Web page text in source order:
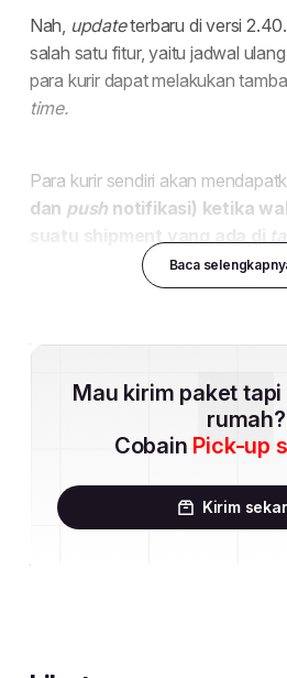
Baca
Mau kirim paket
rumah?
Cobain Pick-up
Kirim